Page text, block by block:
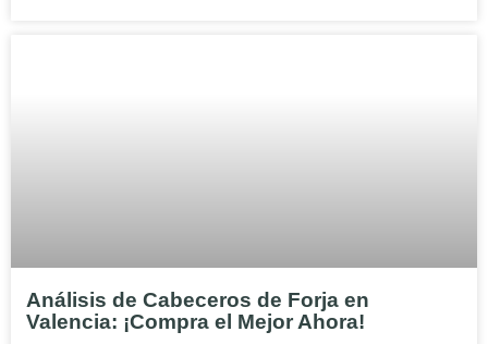
Análisis de Cabeceros de Forja en
Valencia: ¡Compra el Mejor Ahora!